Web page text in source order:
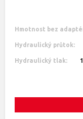
Hmotnost bez
Hydraulický průtok:
Hydraulický tlak: